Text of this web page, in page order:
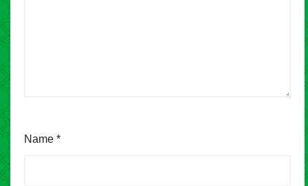
Name *